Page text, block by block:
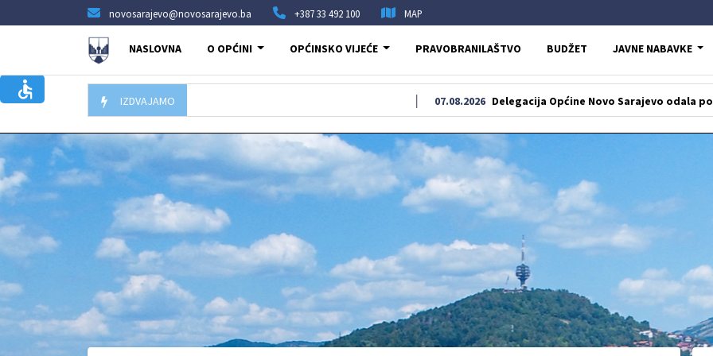
novosarajevo@novosarajevo.ba +387 33 492 100 MAP
NASLOVNA O OPĆINI OPĆINSKO VIJEĆE PRAVOBRANILAŠTVO BUDŽET JAVNE NABAVKE
IZDVAJAMO Delegacija Općine Novo Sarajevo odala počast